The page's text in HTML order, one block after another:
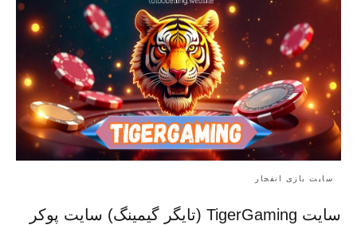
سایت بازی انفجار
سایت TigerGaming (تایگر گیمینگ) سایت پوکر